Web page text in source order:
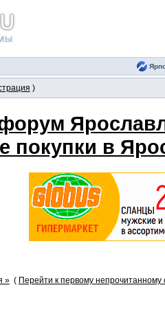
)
покупки в
» ( Перейти к первому